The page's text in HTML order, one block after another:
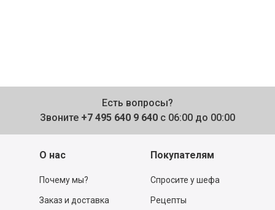
Есть вопросы?
Звоните +7 495 640 9 640 с 06:00 до 00:00
О нас
Почему мы?
Заказ и доставка
Покупателям
Спросите у шефа
Рецепты